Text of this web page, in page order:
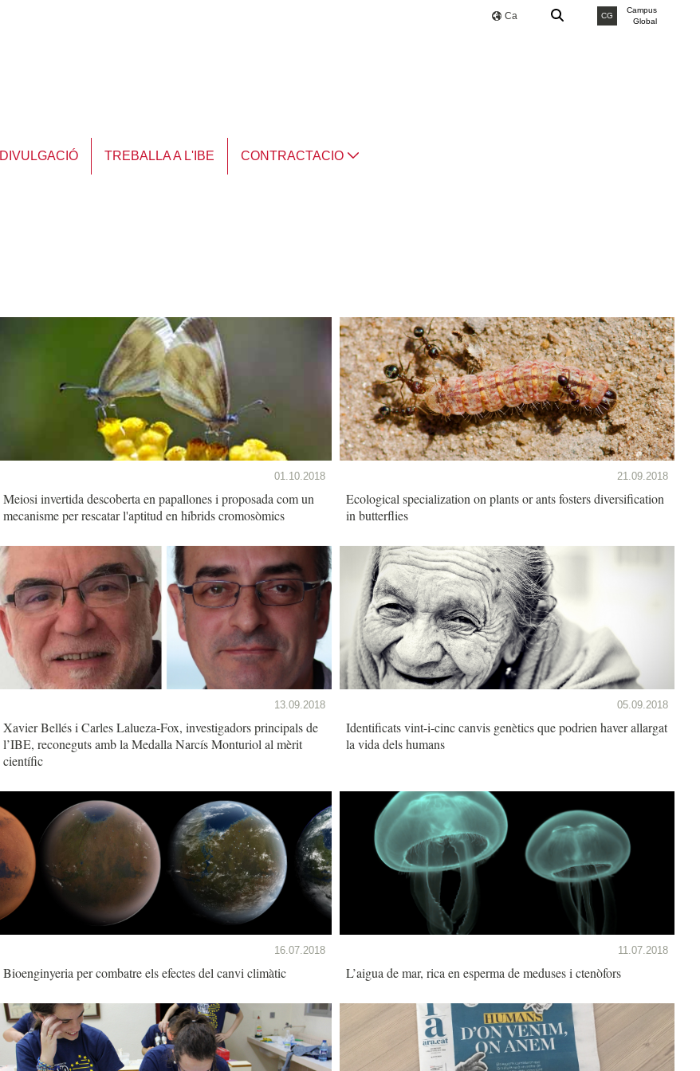
Ca CG
Campus
Global
DIVULGACIÓ TREBALLA A L'IBE CONTRACTACIO
01.10.2018
Meiosi invertida descoberta en papallones i proposada com un
mecanisme per rescatar l'aptitud en híbrids cromosòmics
21.09.2018
Ecological specialization on plants or ants fosters diversification
in butterflies
13.09.2018
Xavier Bellés i Carles Lalueza-Fox, investigadors principals de
l’IBE, reconeguts amb la Medalla Narcís Monturiol al mèrit
científic
05.09.2018
Identificats vint-i-cinc canvis genètics que podrien haver allargat
la vida dels humans
16.07.2018
Bioenginyeria per combatre els efectes del canvi climàtic
11.07.2018
L’aigua de mar, rica en esperma de meduses i ctenòfors